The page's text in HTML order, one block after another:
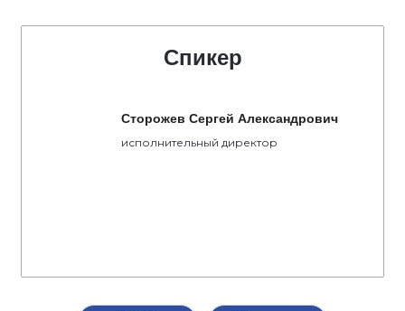
Спикер
Сторожев Сергей Александрович
исполнительный директор